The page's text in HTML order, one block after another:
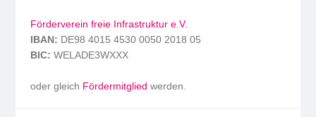
Förderverein freie Infrastruktur e.V.
IBAN: DE98 4015 4530 0050 2018 05
BIC: WELADE3WXXX
oder gleich Fördermitglied werden.